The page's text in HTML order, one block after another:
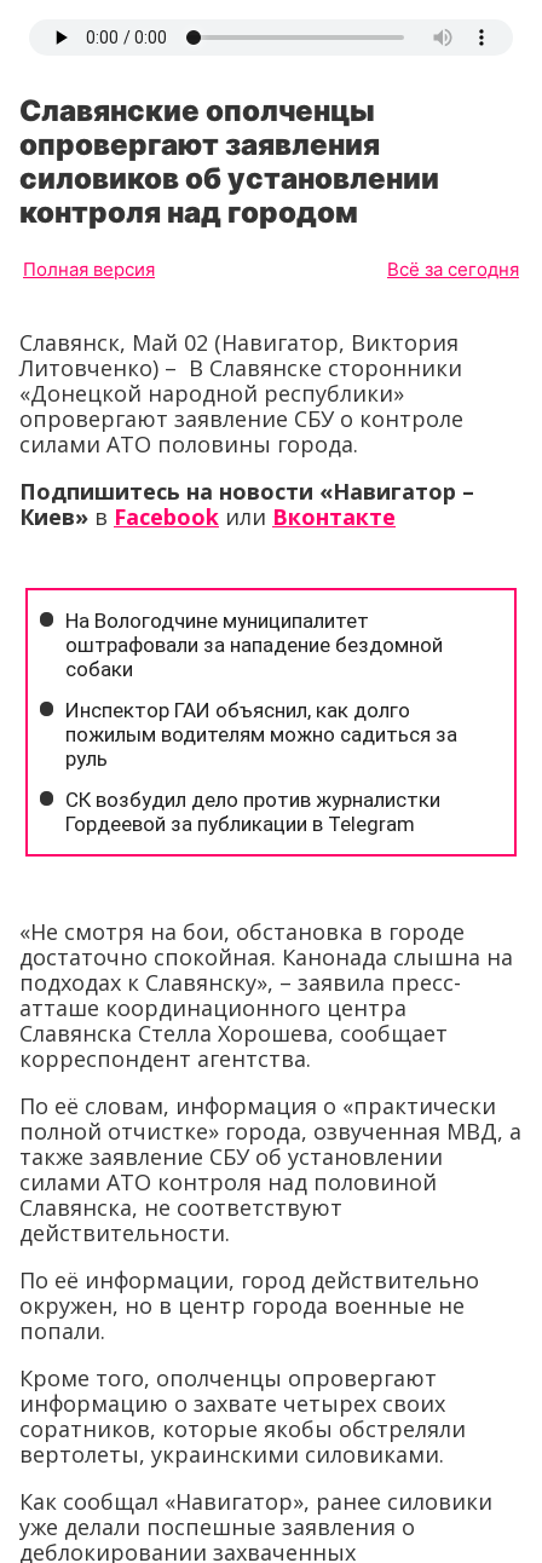
Славянские ополченцы
опровергают заявления
силовиков об установлении
контроля над городом
Полная версия Всё за сегодня
Славянск, Май 02 (Навигатор, Виктория
Литовченко) – В Славянске сторонники
«Донецкой народной республики»
опровергают заявление СБУ о контроле
силами АТО половины города.
Подпишитесь на новости «Навигатор –
Киев» в Facebook или Вконтакте
«Не смотря на бои, обстановка в городе
достаточно спокойная. Канонада слышна на
подходах к Славянску», – заявила пресс-
атташе координационного центра
Славянска Стелла Хорошева, сообщает
корреспондент агентства.
По её словам, информация о «практически
полной отчистке» города, озвученная МВД, а
также заявление СБУ об установлении
силами АТО контроля над половиной
Славянска, не соответствуют
действительности.
По её информации, город действительно
окружен, но в центр города военные не
попали.
Кроме того, ополченцы опровергают
информацию о захвате четырех своих
соратников, которые якобы обстреляли
вертолеты, украинскими силовиками.
Как сообщал «Навигатор», ранее силовики
уже делали поспешные заявления о
деблокировании захваченных